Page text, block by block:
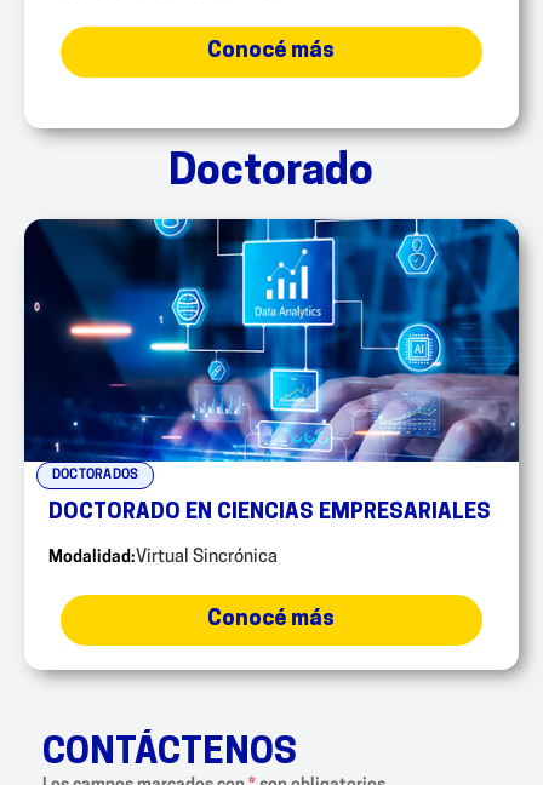
Conocé más
Doctorado
DOCTORADOS
DOCTORADO EN CIENCIAS EMPRESARIALES
Modalidad:Virtual Sincrónica
Conocé más
CONTÁCTENOS